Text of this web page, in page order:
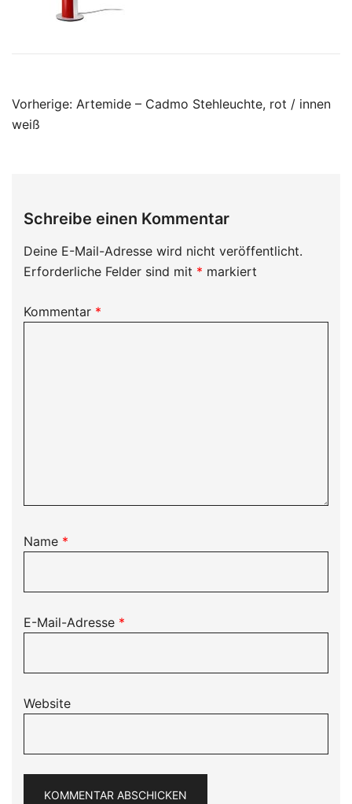
Beitragsnavigation
Vorherige: Artemide – Cadmo Stehleuchte, rot / innen
weiß
Schreibe einen Kommentar
Deine E-Mail-Adresse wird nicht veröffentlicht.
Erforderliche Felder sind mit * markiert
Kommentar *
Name *
E-Mail-Adresse *
Website